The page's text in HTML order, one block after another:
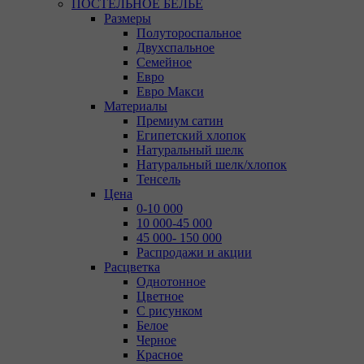
ПОСТЕЛЬНОЕ БЕЛЬЕ
Размеры
Полутороспальное
Двухспальное
Семейное
Евро
Евро Макси
Материалы
Премиум сатин
Египетский хлопок
Натуральный шелк
Натуральный шелк/хлопок
Тенсель
Цена
0-10 000
10 000-45 000
45 000- 150 000
Распродажи и акции
Расцветка
Однотонное
Цветное
С рисунком
Белое
Черное
Красное